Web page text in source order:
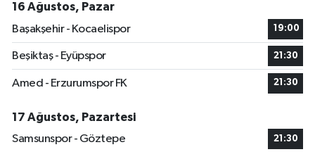
16 Ağustos, Pazar
Başakşehir - Kocaelispor
19:00
Beşiktaş - Eyüpspor 21:30
Amed - Erzurumspor FK 21:30
17 Ağustos, Pazartesi
Samsunspor - Göztepe
21:30